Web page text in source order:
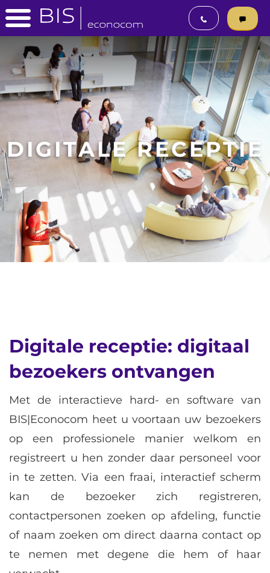
DIGITALE RECEPTIE
Digitale receptie: digitaal
bezoekers ontvangen
Met de interactieve hard- en software van
BIS|Econocom heet u voortaan uw bezoekers
op een professionele manier welkom en
registreert u hen zonder daar personeel voor
in te zetten. Via een fraai, interactief scherm
kan de bezoeker zich registreren,
contactpersonen zoeken op afdeling, functie
of naam zoeken om direct daarna contact op
te nemen met degene die hem of haar